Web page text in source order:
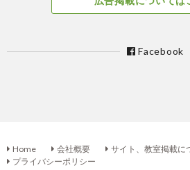
Facebook
Home 会社概要
サイト、教室掲載に
プライバシーポリシー